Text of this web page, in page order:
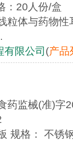
20人份/盒
粒体与药物
有限公司 (产品
药监械(准)
规格： 不锈